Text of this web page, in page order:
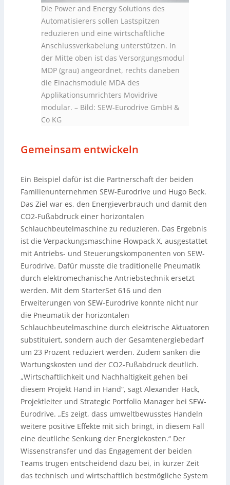
Die Power and Energy Solutions des
Automatisierers sollen Lastspitzen
reduzieren und eine wirtschaftliche
Anschlussverkabelung unterstützen. In
der Mitte oben ist das Versorgungsmodul
MDP (grau) angeordnet, rechts daneben
die Einachsmodule MDA des
Applikationsumrichters Movidrive
modular. – Bild: SEW-Eurodrive GmbH &
Co KG
Gemeinsam entwickeln
Ein Beispiel dafür ist die Partnerschaft der beiden
Familienunternehmen SEW-Eurodrive und Hugo Beck.
Das Ziel war es, den Energieverbrauch und damit den
CO2-Fußabdruck einer horizontalen
Schlauchbeutelmaschine zu reduzieren. Das Ergebnis
ist die Verpackungsmaschine Flowpack X, ausgestattet
mit Antriebs- und Steuerungskomponenten von SEW-
Eurodrive. Dafür musste die traditionelle Pneumatik
durch elektromechanische Antriebstechnik ersetzt
werden. Mit dem StarterSet 616 und den
Erweiterungen von SEW-Eurodrive konnte nicht nur
die Pneumatik der horizontalen
Schlauchbeutelmaschine durch elektrische Aktuatoren
substituiert, sondern auch der Gesamtenergiebedarf
um 23 Prozent reduziert werden. Zudem sanken die
Wartungskosten und der CO2-Fußabdruck deutlich.
„Wirtschaftlichkeit und Nachhaltigkeit gehen bei
diesem Projekt Hand in Hand“, sagt Alexander Hack,
Projektleiter und Strategic Portfolio Manager bei SEW-
Eurodrive. „Es zeigt, dass umweltbewusstes Handeln
weitere positive Effekte mit sich bringt, in diesem Fall
eine deutliche Senkung der Energiekosten.“ Der
Wissenstransfer und das Engagement der beiden
Teams trugen entscheidend dazu bei, in kurzer Zeit
das technisch und wirtschaftlich bestmögliche System